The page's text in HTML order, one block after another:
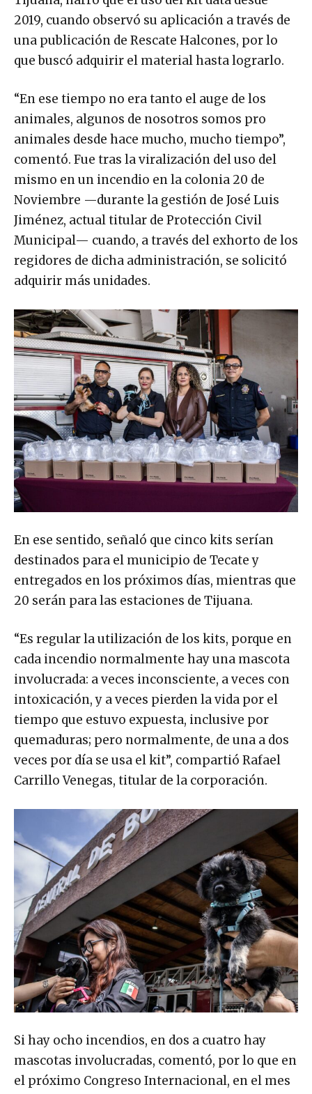
2019, cuando observó su aplicación a través de
una publicación de Rescate Halcones, por lo
que buscó adquirir el material hasta lograrlo.
“En ese tiempo no era tanto el auge de los
animales, algunos de nosotros somos pro
animales desde hace mucho, mucho tiempo”,
comentó. Fue tras la viralización del uso del
mismo en un incendio en la colonia 20 de
Noviembre —durante la gestión de José Luis
Jiménez, actual titular de Protección Civil
Municipal— cuando, a través del exhorto de los
regidores de dicha administración, se solicitó
adquirir más unidades.
En ese sentido, señaló que cinco kits serían
destinados para el municipio de Tecate y
entregados en los próximos días, mientras que
20 serán para las estaciones de Tijuana.
“Es regular la utilización de los kits, porque en
cada incendio normalmente hay una mascota
involucrada: a veces inconsciente, a veces con
intoxicación, y a veces pierden la vida por el
tiempo que estuvo expuesta, inclusive por
quemaduras; pero normalmente, de una a dos
veces por día se usa el kit”, compartió Rafael
Carrillo Venegas, titular de la corporación.
Si hay ocho incendios, en dos a cuatro hay
mascotas involucradas, comentó, por lo que en
el próximo Congreso Internacional, en el mes